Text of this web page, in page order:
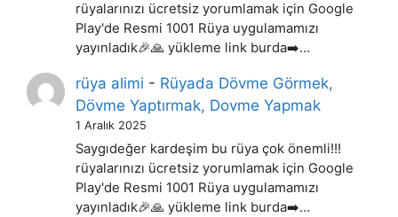
rüyalarınızı ücretsiz yorumlamak için Google
Play'de Resmi 1001 Rüya uygulamamızı
yayınladık🎉🙏 yükleme link burda➡️…
rüya alimi - Rüyada Dövme Görmek,
Dövme Yaptırmak, Dovme Yapmak
1 Aralık 2025
Saygıdeğer kardeşim bu rüya çok önemli!!!
rüyalarınızı ücretsiz yorumlamak için Google
Play'de Resmi 1001 Rüya uygulamamızı
yayınladık🎉🙏 yükleme link burda➡️…